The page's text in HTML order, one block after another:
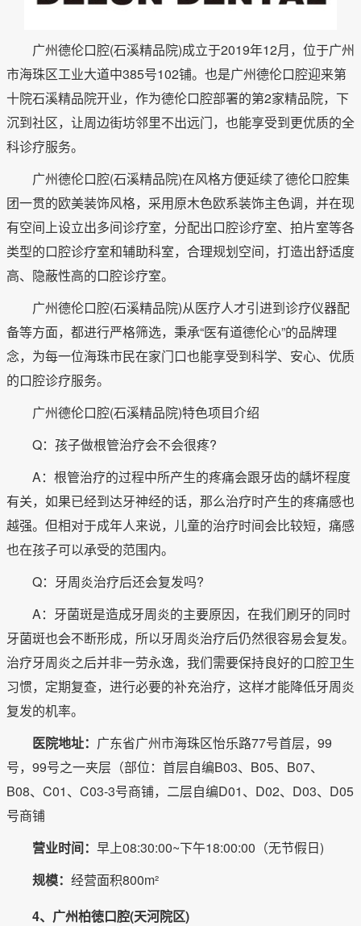
广州德伦口腔(石溪精品院)成立于2019年12月，位于广州
市海珠区工业大道中385号102铺。也是广州德伦口腔迎来第
十院石溪精品院开业，作为德伦口腔部署的第2家精品院，下
沉到社区，让周边街坊邻里不出远门，也能享受到更优质的全
科诊疗服务。
广州德伦口腔(石溪精品院)在风格方便延续了德伦口腔集
团一贯的欧美装饰风格，采用原木色欧系装饰主色调，并在现
有空间上设立出多间诊疗室，分配出口腔诊疗室、拍片室等各
类型的口腔诊疗室和辅助科室，合理规划空间，打造出舒适度
高、隐蔽性高的口腔诊疗室。
广州德伦口腔(石溪精品院)从医疗人才引进到诊疗仪器配
备等方面，都进行严格筛选，秉承“医有道德伦心”的品牌理
念，为每一位海珠市民在家门口也能享受到科学、安心、优质
的口腔诊疗服务。
广州德伦口腔(石溪精品院)特色项目介绍
Q：孩子做根管治疗会不会很疼?
A：根管治疗的过程中所产生的疼痛会跟牙齿的龋坏程度
有关，如果已经到达牙神经的话，那么治疗时产生的疼痛感也
越强。但相对于成年人来说，儿童的治疗时间会比较短，痛感
也在孩子可以承受的范围内。
Q：牙周炎治疗后还会复发吗?
A：牙菌斑是造成牙周炎的主要原因，在我们刷牙的同时
牙菌斑也会不断形成，所以牙周炎治疗后仍然很容易会复发。
治疗牙周炎之后并非一劳永逸，我们需要保持良好的口腔卫生
习惯，定期复查，进行必要的补充治疗，这样才能降低牙周炎
复发的机率。
医院地址： 广东省广州市海珠区怡乐路77号首层，99
号，99号之一夹层（部位：首层自编B03、B05、B07、
B08、C01、C03-3号商铺，二层自编D01、D02、D03、D05
号商铺
营业时间： 早上08:30:00~下午18:00:00（无节假日)
规模： 经营面积800m²
4、广州柏徳口腔(天河院区)